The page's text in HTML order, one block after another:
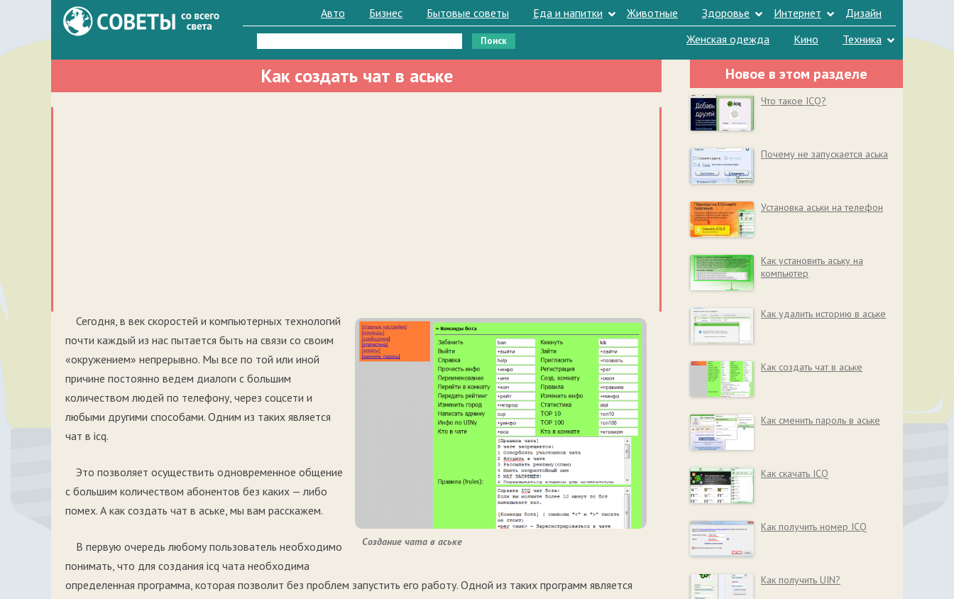
Авто Бизнес Бытовые советы Еда и напитки Животные Здоровье Интернет
Дизайн
Женская одежда
Кино Техника
Найти:
Как создать чат в аське
Создание чата в аське
Сегодня, в век скоростей и компьютерных технологий
почти каждый из нас пытается быть на связи со своим
«окружением» непрерывно. Мы все по той или иной
причине постоянно ведем диалоги с большим
количеством людей по телефону, через соцсети и
любыми другими способами. Одним из таких является
чат в icq.
Это позволяет осуществить одновременное общение
с большим количеством абонентов без каких — либо
помех. А как создать чат в аське, мы вам расскажем.
В первую очередь любому пользователь необходимо
понимать, что для создания icq чата необходима
определенная программа, которая позволит без проблем запустить его работу. Одной из таких программ является
Новое в этом разделе
Что такое ICQ?
Почему не запускается аська
Установка аськи на телефон
Как установить аську на
компьютер
Как удалить историю в аське
Как создать чат в аське
Как сменить пароль в аське
Как скачать ICQ
Как получить номер ICQ
Как получить UIN?